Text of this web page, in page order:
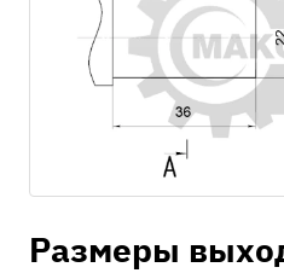
Размеры